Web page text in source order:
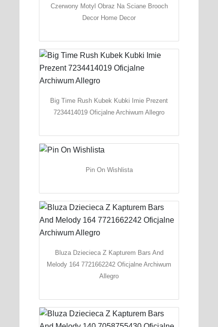
Czerwony Motyl Obraz Na Sciane Brooch
Decor Home Decor
Big Time Rush Kubek Kubki Imie Prezent
7234414019 Oficjalne Archiwum Allegro
Pin On Wishlista
Bluza Dziecieca Z Kapturem Bars And
Melody 164 7721662242 Oficjalne Archiwum
Allegro